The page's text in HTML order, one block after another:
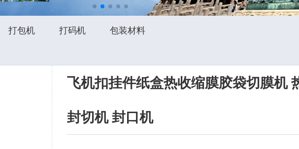
打包机 打码机 包装材料
飞机扣挂件纸盒热收缩膜胶袋切膜机
封切机 封口机